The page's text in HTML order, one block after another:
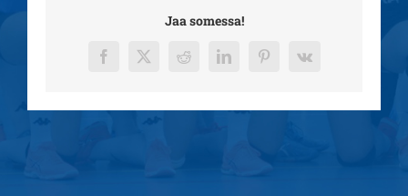
Jaa somessa!
Facebook
X RedditLinkedInPinterest
Vk